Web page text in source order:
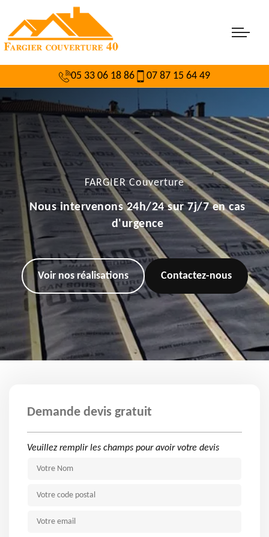
05 33 06 18 86 07 87 15 64 49
FARGIER Couverture
Nous intervenons 24h/24 sur 7j/7 en cas
d'urgence
Voir nos réalisations Contactez-nous
Demande devis gratuit
Veuillez remplir les champs pour avoir votre devis